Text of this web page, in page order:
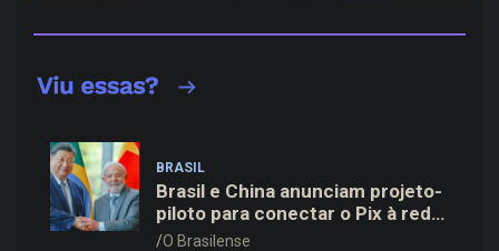
BRASIL
Brasil e China anunciam projeto-
piloto para conectar o Pix à rede
de pagamentos chinesa
O Brasilense